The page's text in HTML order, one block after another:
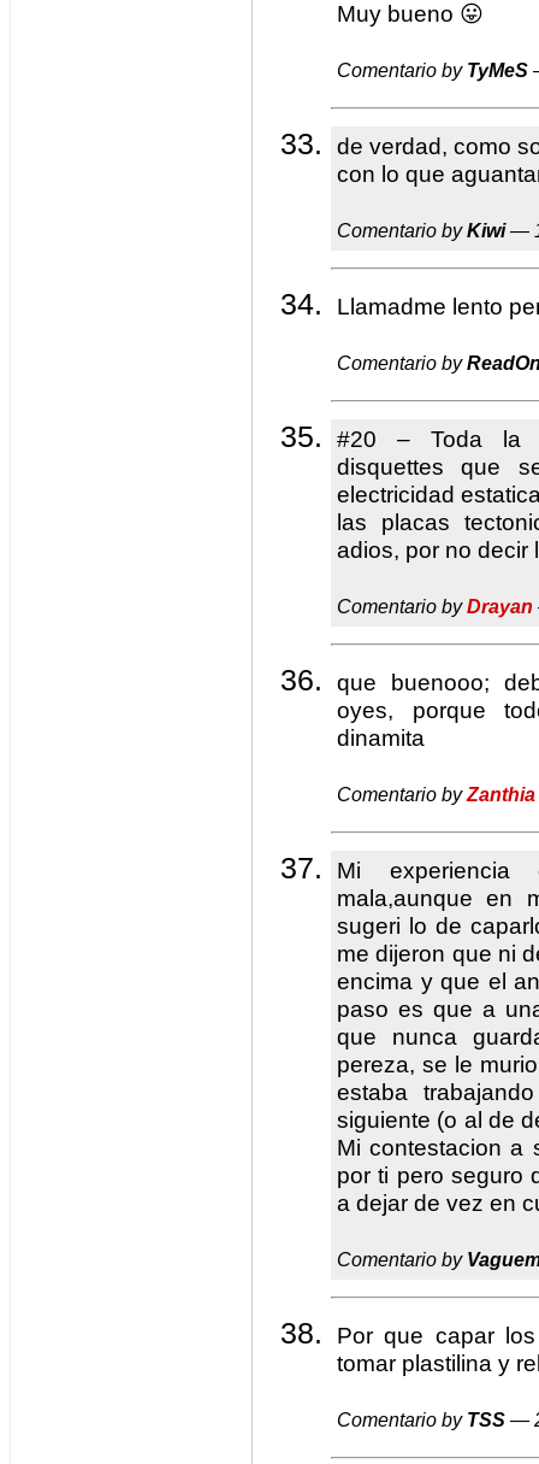
Muy bueno 😛
Comentario by TyMeS
de verdad, como
con lo que
Comentario byKiwi— 1
Llamadme lento
Comentario by
#20 – Toda la
disquettes que
electricidad
las placas
adios, por no decir
Comentario byDrayan
que buenooo;
oyes, porque
dinamita
Comentario byZanthia
Mi
mala,aunque en
sugeri lo de
me dijeron que ni
encima y que el
paso es que a
que nunca
pereza, se le
estaba
siguiente (o al de
Mi contestacion a
por ti pero seguro
a dejar de vez en
Comentario by
Por que capar
tomar plastilina y
Comentario by TSS —